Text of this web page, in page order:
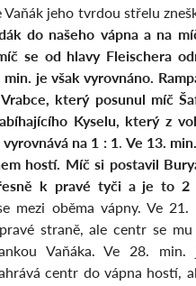
Vaňák jeho tvrdou střelu
do našeho vápna a na
se od hlavy Fleischera
min. je však vyrovnáno.
který posunul míč
Kyselu, který z
na 1 : 1. Ve 13.
hostí. Míč si postavil
k pravé tyči a je to 2
mezi oběma vápny. Ve 21.
straně, ale centr se
Vaňáka. Ve 28. min.
centr do vápna hostí,